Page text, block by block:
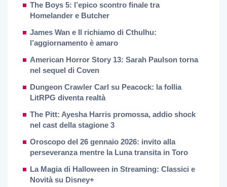
The Boys 5: l’epico scontro finale tra
Homelander e Butcher
James Wan e Il richiamo di Cthulhu:
l’aggiornamento è amaro
American Horror Story 13: Sarah Paulson torna
nel sequel di Coven
Dungeon Crawler Carl su Peacock: la follia
LitRPG diventa realtà
The Pitt: Ayesha Harris promossa, addio shock
nel cast della stagione 3
Oroscopo del 26 gennaio 2026: invito alla
perseveranza mentre la Luna transita in Toro
La Magia di Halloween in Streaming: Classici e
Novità su Disney+